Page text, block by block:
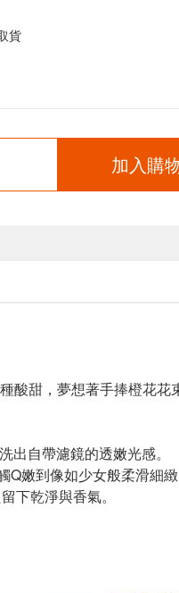
貨
加入購
酸甜，夢想著手捧橙花花
出自帶濾鏡的透嫩光感。
嫩到像如少女般柔滑細緻
下乾淨與香氣。